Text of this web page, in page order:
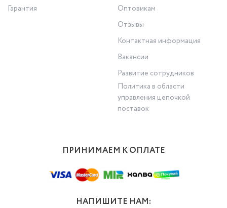
Гарантия
Оптовикам
Отзывы
Контактная информация
Вакансии
Развитие сотрудников
Политика в области
управления цепочкой
поставок
ПРИНИМАЕМ К ОПЛАТЕ
НАПИШИТЕ НАМ: